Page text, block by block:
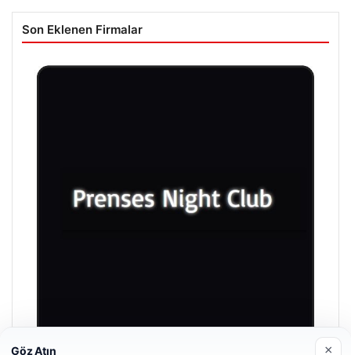
Son Eklenen Firmalar
Göz Atın ×